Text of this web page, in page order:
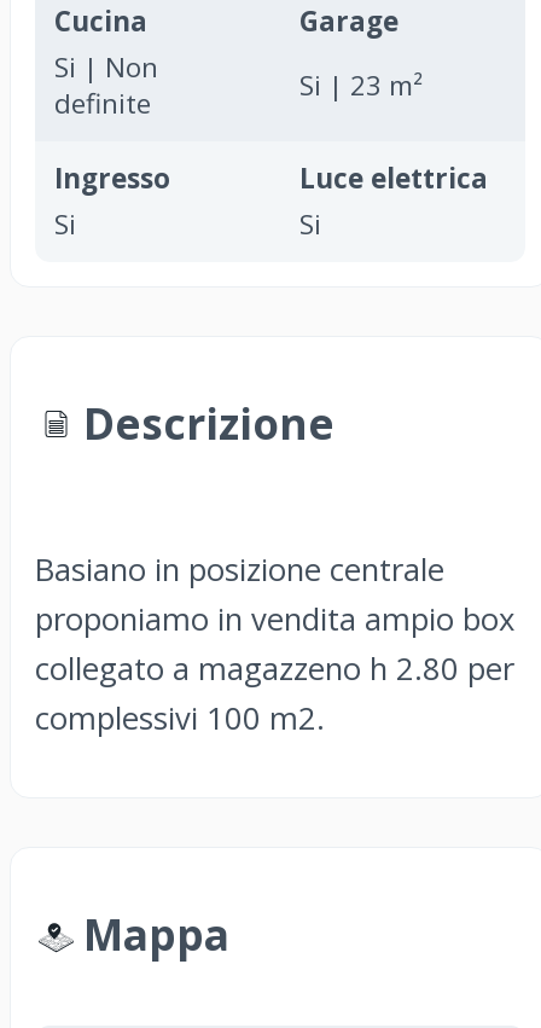
Cucina
Si | Non
definite
Garage
Si | 23 m²
Ingresso
Si
Luce elettrica
Si
Descrizione
Basiano in posizione centrale
proponiamo in vendita ampio box
collegato a magazzeno h 2.80 per
complessivi 100 m2.
Mappa